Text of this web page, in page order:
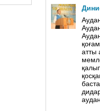
атты